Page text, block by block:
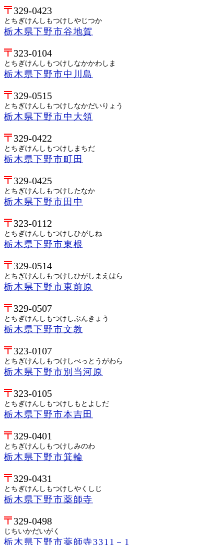
329-0423
とちぎけんしもつけしやじつか
栃木県下野市谷地賀
323-0104
とちぎけんしもつけしなかかわしま
栃木県下野市中川島
329-0515
とちぎけんしもつけしなかだいりょう
栃木県下野市中大領
329-0422
とちぎけんしもつけしまちだ
栃木県下野市町田
329-0425
とちぎけんしもつけしたなか
栃木県下野市田中
323-0112
とちぎけんしもつけしひがしね
栃木県下野市東根
329-0514
とちぎけんしもつけしひがしまえはら
栃木県下野市東前原
329-0507
とちぎけんしもつけしぶんきょう
栃木県下野市文教
323-0107
とちぎけんしもつけしべっとうがわら
栃木県下野市別当河原
323-0105
とちぎけんしもつけしもとよしだ
栃木県下野市本吉田
329-0401
とちぎけんしもつけしみのわ
栃木県下野市箕輪
329-0431
とちぎけんしもつけしやくしじ
栃木県下野市薬師寺
329-0498
じちいかだいがく
栃木県下野市薬師寺3311－1